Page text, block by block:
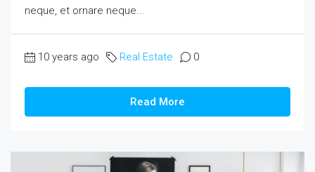
neque, et ornare neque...
10 years ago Real Estate 0
Read More